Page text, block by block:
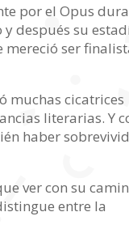
por el Opus
después su
ser
muchas cicatrices
literarias. Y
haber
ver con su
entre la